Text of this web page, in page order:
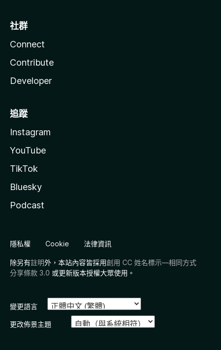
社群
Connect
Contribute
Developer
追蹤
Instagram
YouTube
TikTok
Bluesky
Podcast
隱私權 Cookie 法律資訊
除另有註明外，本站內容皆採用創用 CC 姓名標示—相同方式
分享條款 3.0 或更新版本授權大眾使用。
變更語言
更改佈景主題